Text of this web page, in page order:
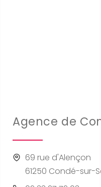
Agence de
69 rue d'Alençon
61250 Condé-sur-